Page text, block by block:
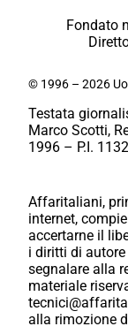
Fondato
© 1996 – 2026
Testata
Marco Scotti,
1996 – P.I.
Affaritaliani,
internet,
accertarne il
i diritti di
segnalare alla
materiale
alla rimozione